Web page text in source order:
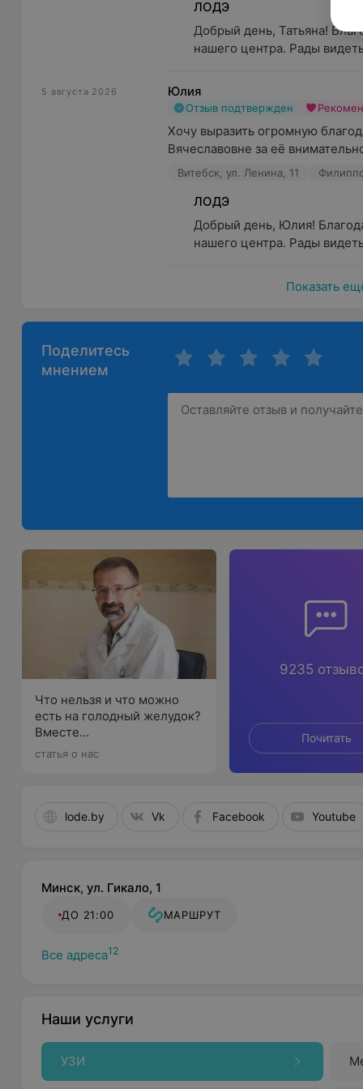
ЛОДЭ
Добрый день, Татьяна!
нашего центра. Рады
5 августа 2026 Юлия
Отзыв подтвержден
Хочу выразить огромную
Вячеславовне за её
Витебск, ул. Ленина, 11
ЛОДЭ
Добрый день, Юлия!
нашего центра. Рады
Показать
Поделитесь
мнением
Что нельзя и что можно
есть на голодный желудок?
Вместе
с гастроэнтерологом
статья о нас
9235
Почитать
lode.by Vk Facebook Youtube
Минск, ул. Гикало, 1
ДО 21:00 МАРШРУТ
Все адреса12
Наши услуги
УЗИ